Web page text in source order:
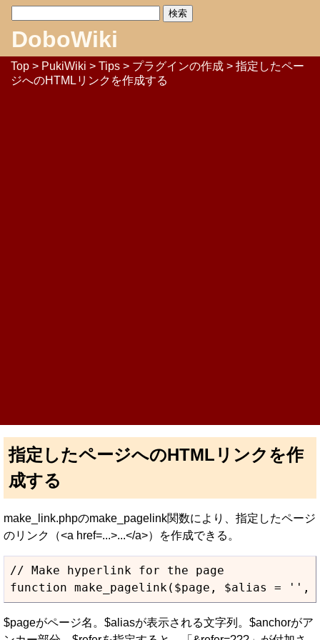
DoboWiki
Top > PukiWiki > Tips > プラグインの作成 > 指定したペー
ジへのHTMLリンクを作成する
指定したページへのHTMLリンクを作
成する
make_link.phpのmake_pagelink関数により、指定したページ
のリンク（<a href=...>...</a>）を作成できる。
// Make hyperlink for the page
function make_pagelink($page, $alias =
$pageがページ名。$aliasが表示される文字列。$anchorがア